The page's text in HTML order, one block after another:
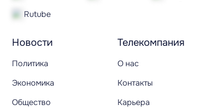
Новости
Политика
Экономика
Общество
Телекомпания
О нас
Контакты
Карьера
Rutube